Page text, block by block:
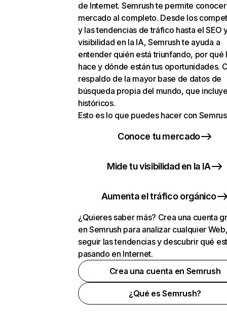
de Internet. Semrush te permite
mercado al completo. Desde los
y las tendencias de tráfico hasta el SEO
visibilidad en la IA, Semrush te ayuda a
entender quién está triunfando, por qué
hace y dónde están tus oportunidades.
respaldo de la mayor base de datos de
búsqueda propia del mundo, que
históricos.
Esto es lo que puedes hacer con
Conoce tu mercado
Mide tu visibilidad en la IA
Aumenta el tráfico orgánico
¿Quieres saber más? Crea una cuenta
en Semrush para analizar cualquier
seguir las tendencias y descubrir qué
pasando en Internet.
Crea una cuenta en Semrush
¿Qué es Semrush?